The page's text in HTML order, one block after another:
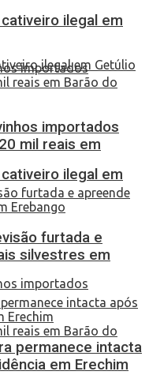
ilegal em
ilegal em
importados
mil reais em
furtada e
silvestres em
permanece intacta
em Erechim